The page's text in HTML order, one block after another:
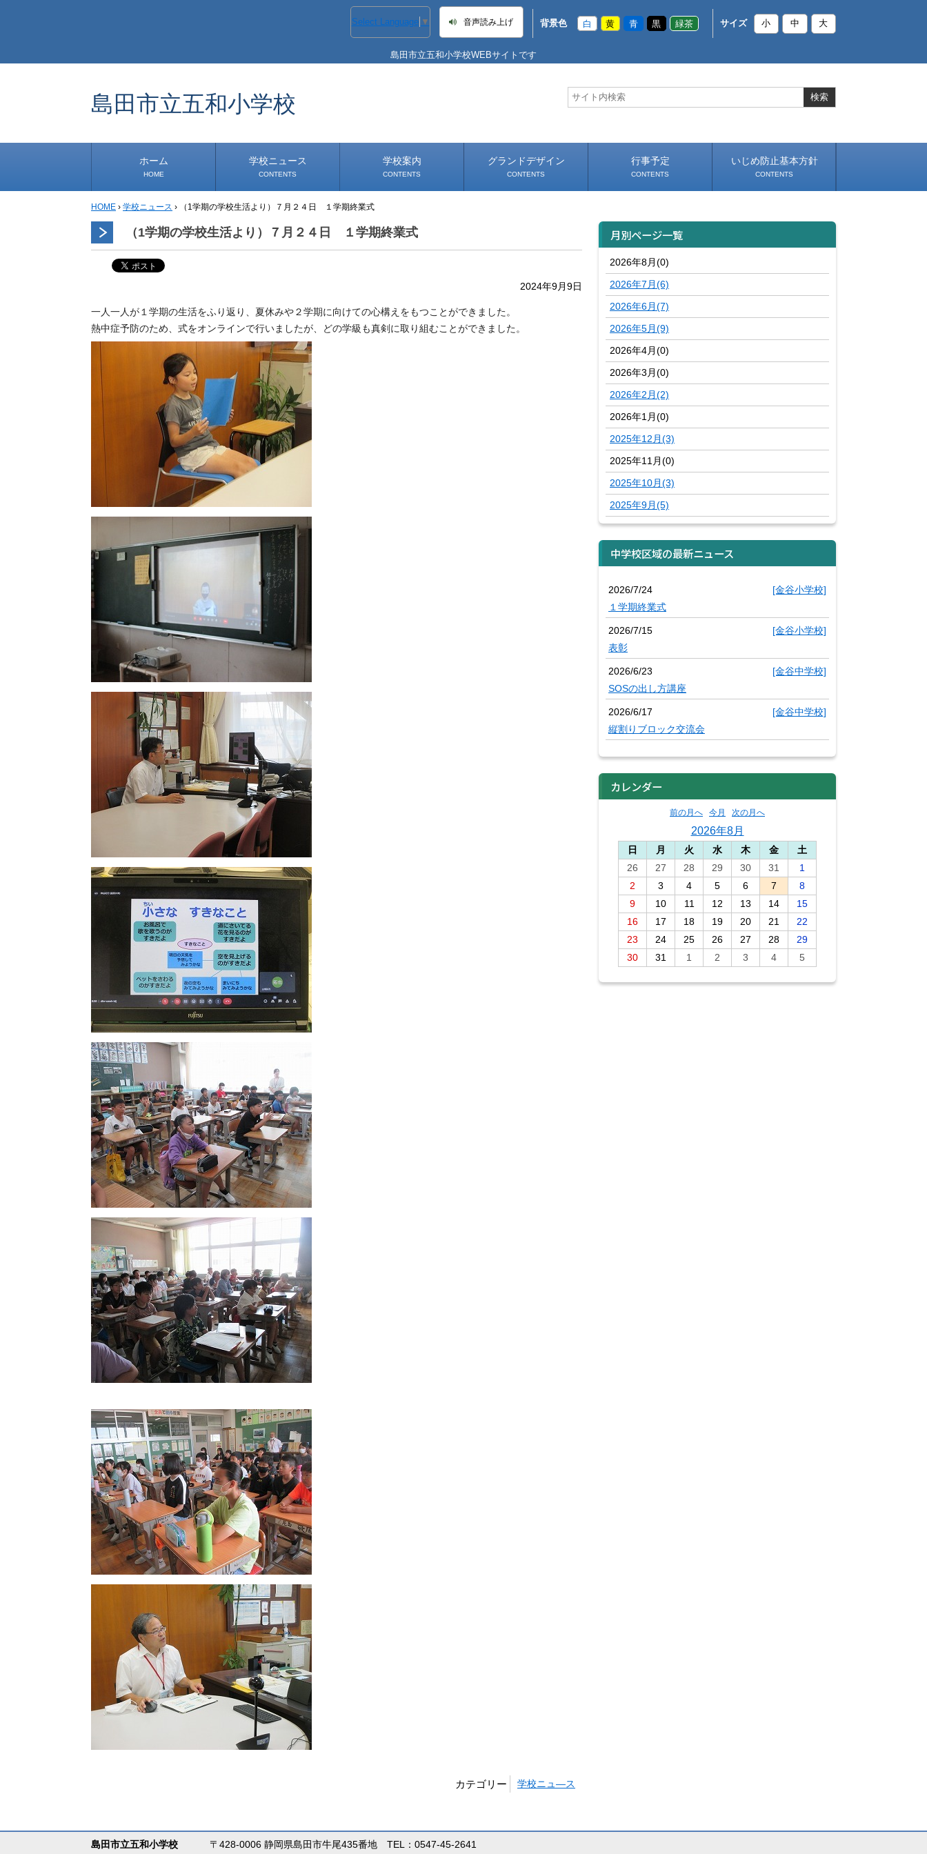
Select Language ▼ 音声読み上げ 背景色 白 黄 青 黒 緑茶 サイズ 小 中 大
島田市立五和小学校WEBサイトです
島田市立五和小学校
ホーム
HOME
学校ニュース
CONTENTS
学校から
安心・安全
1年生
2年生
3年生
4年生
5年生
6年生
事務・保健室から
児童会・部活から
研修
小中連携事業
その他
学校案内
CONTENTS
学校長あいさつ
学校へのアクセス
グランドデザイン
CONTENTS
行事予定
CONTENTS
いじめ防止基本方針
CONTENTS
HOME › 学校ニュース › （1学期の学校生活より）７月２４日 １学期終業式
（1学期の学校生活より）７月２４日 １学期終業式
2024年9月9日
一人一人が１学期の生活をふり返り、夏休みや２学期に向けての心構えをもつことができました。
熱中症予防のため、式をオンラインで行いましたが、どの学級も真剣に取り組むことができました。
カテゴリー 学校ニュ―ス
月別ページ一覧
2026年8月(0)
2026年7月(6)
2026年6月(7)
2026年5月(9)
2026年4月(0)
2026年3月(0)
2026年2月(2)
2026年1月(0)
2025年12月(3)
2025年11月(0)
2025年10月(3)
2025年9月(5)
中学校区域の最新ニュース
2026/7/24
[金谷小学校]
１学期終業式
2026/7/15
[金谷小学校]
表彰
2026/6/23
[金谷中学校]
SOSの出し方講座
2026/6/17
[金谷中学校]
縦割りブロック交流会
カレンダー
前の月へ 今月 次の月へ
2026年8月
日 月 火 水 木 金
土
26
27 28 29 30 31
1
2
3 4 5 6 7
8
9
10 11 12 13 14
15
16
17 18 19 20 21
22
23
24 25 26 27 28
29
30
31 1 2 3 4 5
島田市立五和小学校 〒428-0006 静岡県島田市牛尾435番地 TEL：0547-45-2641